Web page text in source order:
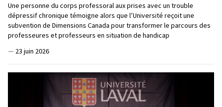
Une personne du corps professoral aux prises avec un trouble
dépressif chronique témoigne alors que l’Université reçoit une
subvention de Dimensions Canada pour transformer le parcours des
professeures et professeurs en situation de handicap
— 23 juin 2026